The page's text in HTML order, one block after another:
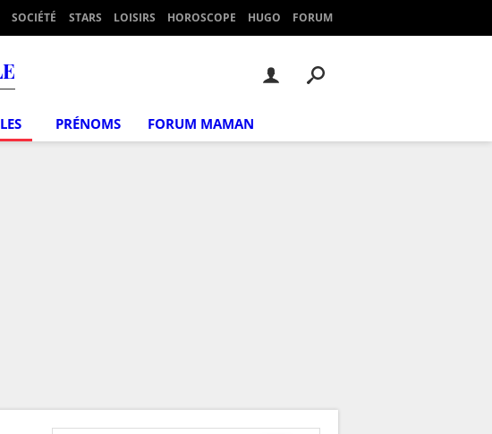
SOCIÉTÉ STARS LOISIRS HOROSCOPE HUGO FORUM
PRÉNOMS FORUM MAMAN